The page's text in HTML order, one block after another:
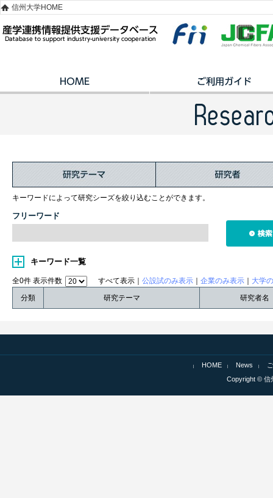
信州大学HOME
キーワードによって研究シーズを絞り込むことができます。
フリーワード
キーワード一覧
全0件 表示件数 すべて表示｜ 公設試のみ表示 企業のみ表示
大学
分類
研究テーマ 研究者名
HOME News
Copyright © 信